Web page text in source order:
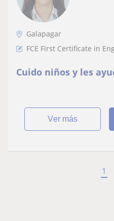
Galapagar
FCE First Certificate in
Cuido niños y les
ver más
1